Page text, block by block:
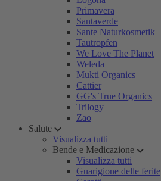
Primavera
Santaverde
Sante Naturkosmetik
Tautropfen
We Love The Planet
Weleda
Mukti Organics
Cattier
GG's True Organics
Trilogy
Zao
Salute
Visualizza tutti
Bende e Medicazione
Visualizza tutti
Guarigione delle ferite